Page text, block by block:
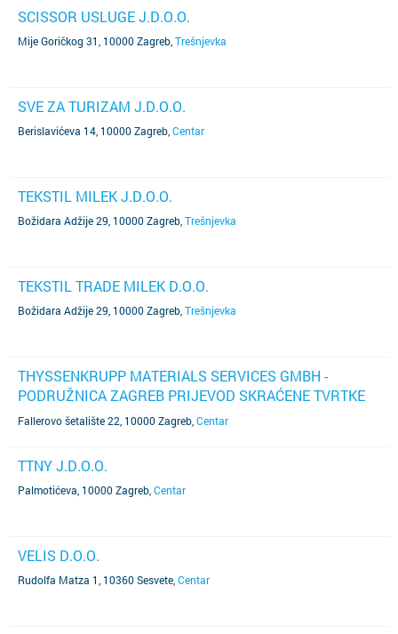
SCISSOR USLUGE J.D.O.O.
Mije Goričkog 31, 10000 Zagreb Trešnjevka
SVE ZA TURIZAM J.D.O.O.
Berislavićeva 14, 10000 Zagreb Centar
TEKSTIL MILEK J.D.O.O.
Božidara Adžije 29, 10000 Zagreb Trešnjevka
TEKSTIL TRADE MILEK D.O.O.
Božidara Adžije 29, 10000 Zagreb Trešnjevka
THYSSENKRUPP MATERIALS SERVICES GMBH -
PODRUŽNICA ZAGREB PRIJEVOD SKRAĆENE TVRTKE
NA ENGLESKI: THYSSENKRUPP MATERIALS SERVICES
GMBH - BRANCH OFFICE ZAGREB
Fallerovo šetalište 22, 10000 Zagreb Centar
TTNY J.D.O.O.
Palmotićeva, 10000 Zagreb Centar
VELIS D.O.O.
Rudolfa Matza 1, 10360 Sesvete Centar